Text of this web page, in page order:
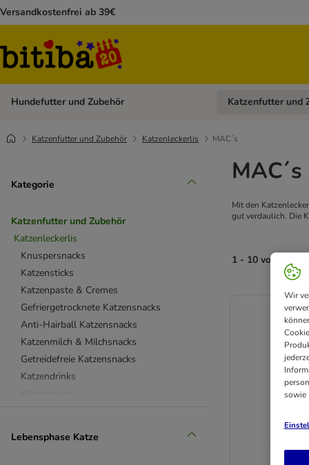
Versandkostenfrei ab 39€
Hundefutter und Zubehör Kategorie-Menü
Katzenfutter und
Katzenfutter und Zubehör Katzenleckerlis MAC´s
Kategorie
Katzenfutter und Zubehör
Katzenleckerlis
Knuspersnacks
Katzensticks
Katzenpaste & Cremes
Gefriergetrocknete Katzensnacks
Anti-Hairball Katzensnacks
Katzenmilch & Milchsnacks
Getreidefreie Katzensnacks
Katzendrinks
Lebensphase Katze
Mit den
gut verdaulich. Die
1 - 10 von 10
Wir
sowie